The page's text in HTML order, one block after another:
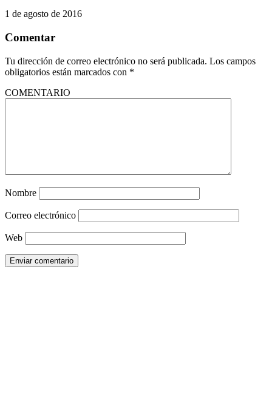
1 de agosto de 2016
Comentar
Tu dirección de correo electrónico no será publicada. Los campos
obligatorios están marcados con *
COMENTARIO
Nombre
Correo electrónico
Web